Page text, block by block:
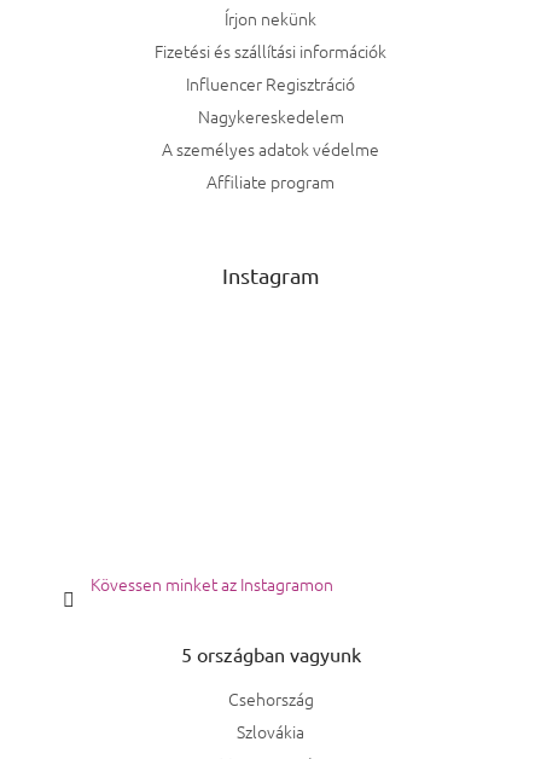
Írjon nekünk
Fizetési és szállítási információk
Influencer Regisztráció
Nagykereskedelem
A személyes adatok védelme
Affiliate program
Instagram
Kövessen minket az Instagramon
5 országban vagyunk
Csehország
Szlovákia